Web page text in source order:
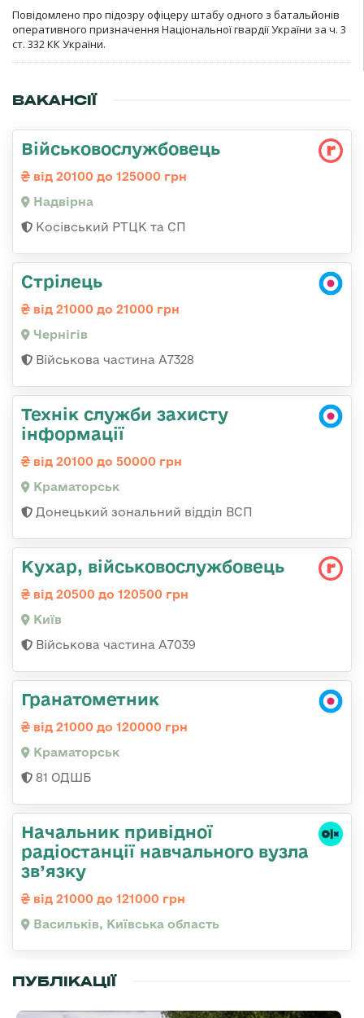
Повідомлено про підозру офіцеру штабу одного з батальйонів
оперативного призначення Національної гвардії України за ч. 3
ст. 332 КК України.
ВАКАНСІЇ
Військовослужбовець
від 20100 до 125000 грн
Надвірна
Косівський РТЦК та СП
Стрілець
від 21000 до 21000 грн
Чернігів
Військова частина А7328
Технік служби захисту
інформації
від 20100 до 50000 грн
Краматорськ
Донецький зональний відділ ВСП
Кухар, військовослужбовець
від 20500 до 120500 грн
Київ
Військова частина А7039
Гранатометник
від 21000 до 120000 грн
Краматорськ
81 ОДШБ
Начальник привідної
радіостанції навчального вузла
зв’язку
від 21000 до 121000 грн
Васильків, Київська область
ПУБЛІКАЦІЇ